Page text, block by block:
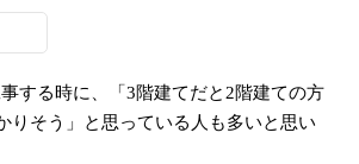
する時に、「3階建てだと2階建ての方
りそう」と思っている人も多いと思い